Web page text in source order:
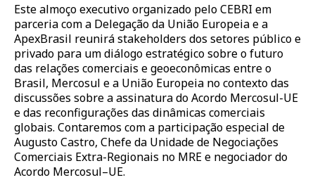
Este almoço executivo organizado pelo CEBRI em
parceria com a Delegação da União Europeia e a
ApexBrasil reunirá stakeholders dos setores público e
privado para um diálogo estratégico sobre o futuro
das relações comerciais e geoeconômicas entre o
Brasil, Mercosul e a União Europeia no contexto das
discussões sobre a assinatura do Acordo Mercosul-UE
e das reconfigurações das dinâmicas comerciais
globais. Contaremos com a participação especial de
Augusto Castro, Chefe da Unidade de Negociações
Comerciais Extra-Regionais no MRE e negociador do
Acordo Mercosul–UE.